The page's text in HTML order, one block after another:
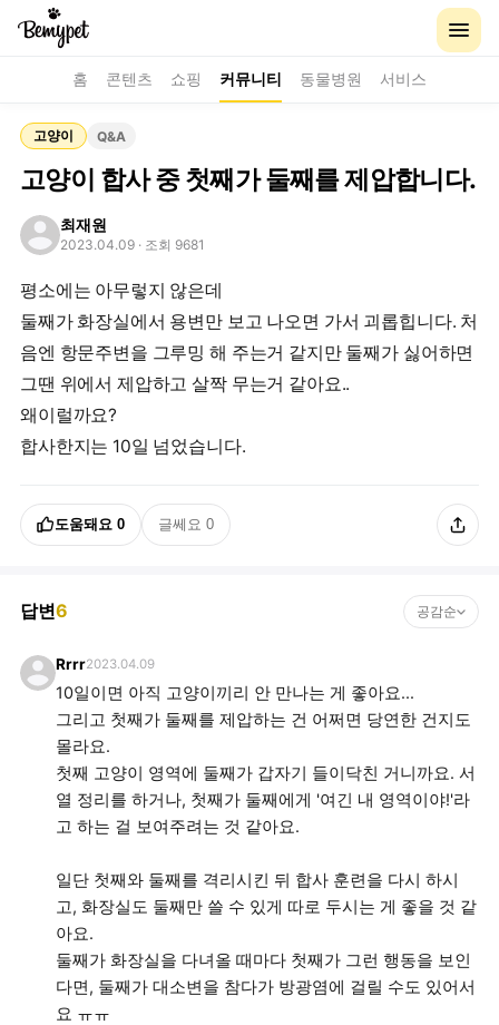
홈 콘텐츠 쇼핑 커뮤니티 동물병원 서비스
고양이 Q&A
고양이 합사 중 첫째가 둘째를 제압합니다.
최재원
2023.04.09 · 조회 9681
평소에는 아무렇지 않은데
둘째가 화장실에서 용변만 보고 나오면 가서 괴롭힙니다. 처
음엔 항문주변을 그루밍 해 주는거 같지만 둘째가 싫어하면
그땐 위에서 제압하고 살짝 무는거 같아요..
왜이럴까요?
합사한지는 10일 넘었습니다.
도움돼요 0 글쎄요 0
답변6 공감순
Rrrr2023.04.09
10일이면 아직 고양이끼리 안 만나는 게 좋아요...
그리고 첫째가 둘째를 제압하는 건 어쩌면 당연한 건지도
몰라요.
첫째 고양이 영역에 둘째가 갑자기 들이닥친 거니까요. 서
열 정리를 하거나, 첫째가 둘째에게 '여긴 내 영역이야!'라
고 하는 걸 보여주려는 것 같아요.
일단 첫째와 둘째를 격리시킨 뒤 합사 훈련을 다시 하시
고, 화장실도 둘째만 쓸 수 있게 따로 두시는 게 좋을 것 같
아요.
둘째가 화장실을 다녀올 때마다 첫째가 그런 행동을 보인
다면, 둘째가 대소변을 참다가 방광염에 걸릴 수도 있어서
요 ㅠㅠ